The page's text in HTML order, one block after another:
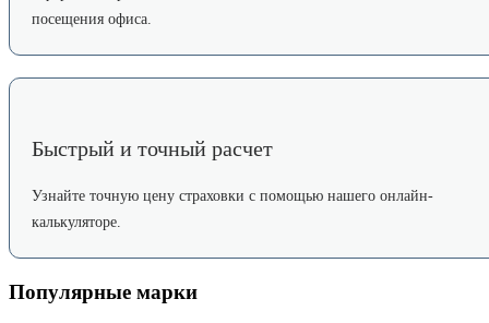
посещения офиса.
Быстрый и точный расчет
Узнайте точную цену страховки с помощью нашего онлайн-
калькуляторе.
Популярные марки